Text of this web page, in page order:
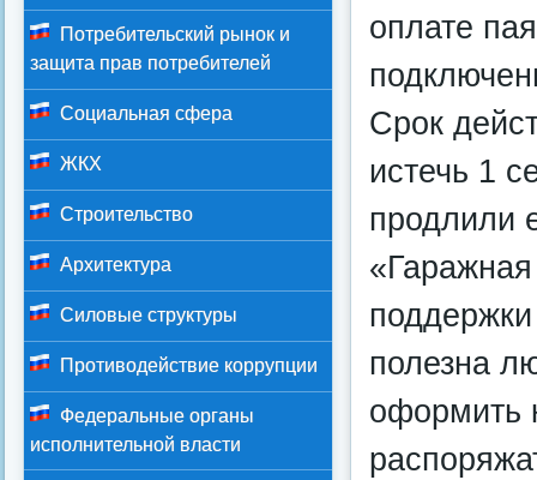
оплате
Срок
истечь 1
продлили
полезна
оформить
Потребительский рынок и
защита прав потребителей
Социальная сфера
ЖКХ
Строительство
Архитектура
Силовые структуры
Противодействие коррупции
Федеральные органы
исполнительной власти